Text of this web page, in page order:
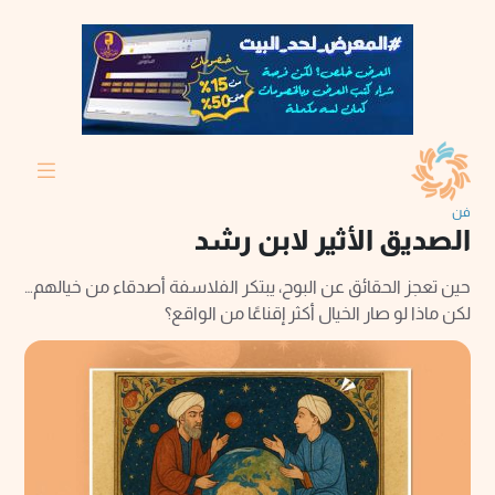
فن
الصديق الأثير لابن رشد
حين تعجز الحقائق عن البوح، يبتكر الفلاسفة أصدقاء من خيالهم…
لكن ماذا لو صار الخيال أكثر إقناعًا من الواقع؟